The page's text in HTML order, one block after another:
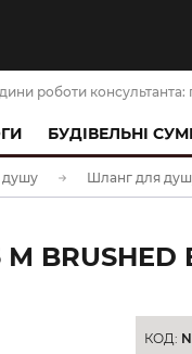
роботи консультанта:
БУДІВЕЛЬНІ
душу Шланг для
КОД: